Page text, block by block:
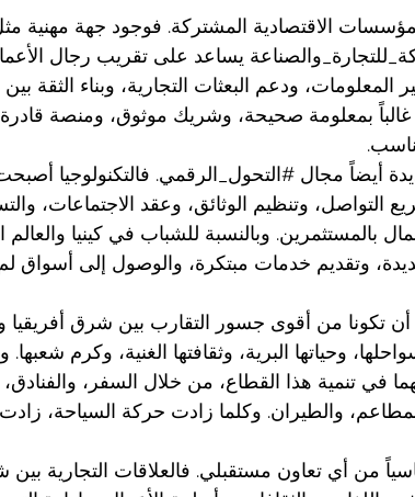
الاقتصادية المشتركة. فوجود جهة مهنية
يساعد على تقريب رجال
المعلومات، ودعم البعثات التجارية، وبناء الثقة
غالباً بمعلومة صحيحة، وشريك موثوق، ومنصة
أيضاً مجال #التحول_الرقمي. فالتكنولوجيا
التواصل، وتنظيم الوثائق، وعقد الاجتماعات،
بالمستثمرين. وبالنسبة للشباب في كينيا والعالم
وتقديم خدمات مبتكرة، والوصول إلى أسواق
تكونا من أقوى جسور التقارب بين شرق أفريقيا
وحياتها البرية، وثقافتها الغنية، وكرم
في تنمية هذا القطاع، من خلال السفر، والفنادق،
والطيران. وكلما زادت حركة السياحة،
من أي تعاون مستقبلي. فالعلاقات التجارية بين